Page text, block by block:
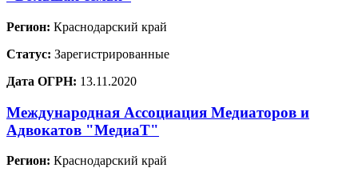
Регион: Краснодарский край
Статус: Зарегистрированные
Дата ОГРН: 13.11.2020
Международная Ассоциация Медиаторов и
Адвокатов "МедиаТ"
Регион: Краснодарский край